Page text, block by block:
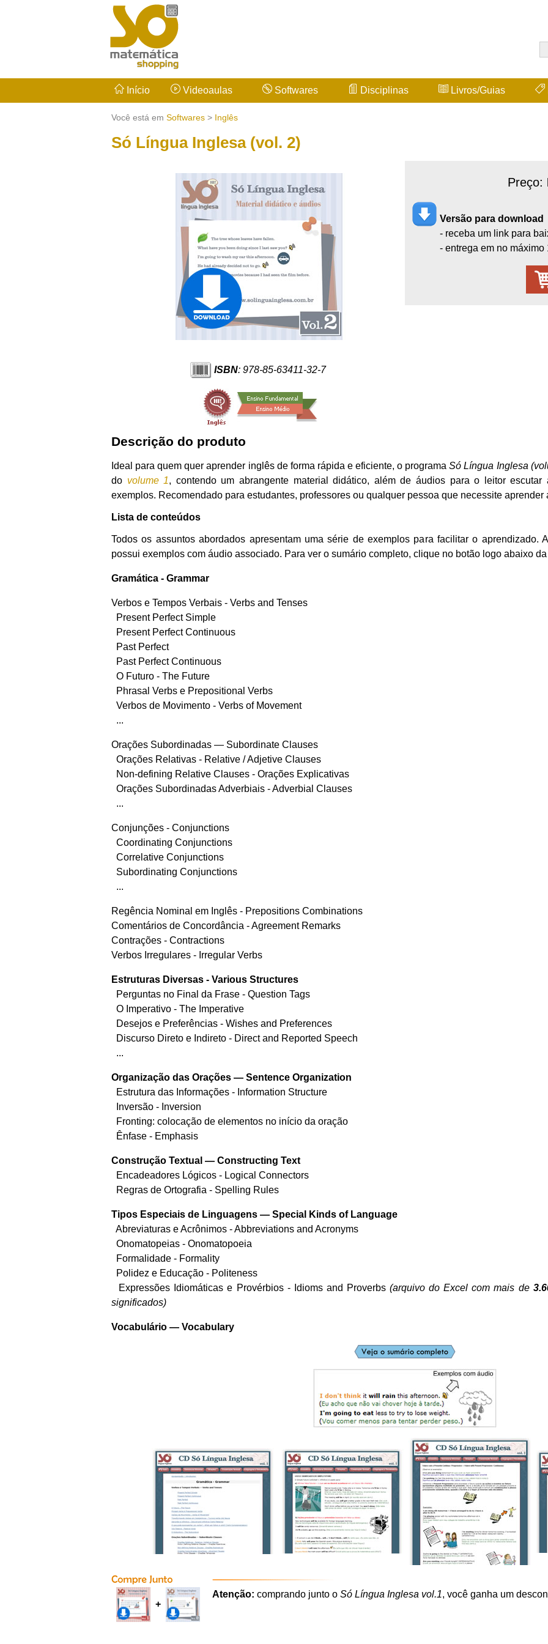
Início Videoaulas Softwares Disciplinas Livros/Guias
Você está em Softwares > Inglês
Só Língua Inglesa (vol. 2)
ISBN: 978-85-63411-32-7
Preço:
Versão para download
- receba um link para
- entrega em no máximo
Descrição do produto
Ideal para quem quer aprender inglês de forma rápida e eficiente, o programaSó Língua Inglesa
do volume 1, contendo um abrangente material didático, além de áudios para o leitor
exemplos. Recomendado para estudantes, professores ou qualquer pessoa que necessite aprender
Lista de conteúdos
Todos os assuntos abordados apresentam uma série de exemplos para facilitar o aprendizado.
possui exemplos com áudio associado. Para ver o sumário completo, clique no botão logo abaixo
Gramática - Grammar
Verbos e Tempos Verbais - Verbs and Tenses
Present Perfect Simple
Present Perfect Continuous
Past Perfect
Past Perfect Continuous
O Futuro - The Future
Phrasal Verbs e Prepositional Verbs
Verbos de Movimento - Verbs of Movement
...
Orações Subordinadas — Subordinate Clauses
Orações Relativas - Relative / Adjetive Clauses
Non-defining Relative Clauses - Orações Explicativas
Orações Subordinadas Adverbiais - Adverbial Clauses
...
Conjunções - Conjunctions
Coordinating Conjunctions
Correlative Conjunctions
Subordinating Conjunctions
...
Regência Nominal em Inglês - Prepositions Combinations
Comentários de Concordância - Agreement Remarks
Contrações - Contractions
Verbos Irregulares - Irregular Verbs
Estruturas Diversas - Various Structures
Perguntas no Final da Frase - Question Tags
O Imperativo - The Imperative
Desejos e Preferências - Wishes and Preferences
Discurso Direto e Indireto - Direct and Reported Speech
...
Organização das Orações — Sentence Organization
Estrutura das Informações - Information Structure
Inversão - Inversion
Fronting: colocação de elementos no início da oração
Ênfase - Emphasis
Construção Textual — Constructing Text
Encadeadores Lógicos - Logical Connectors
Regras de Ortografia - Spelling Rules
Tipos Especiais de Linguagens — Special Kinds of Language
Abreviaturas e Acrônimos - Abbreviations and Acronyms
Onomatopeias - Onomatopoeia
Formalidade - Formality
Polidez e Educação - Politeness
Expressões Idiomáticas e Provérbios - Idioms and Proverbs (arquivo do Excel com mais de
significados)
Vocabulário — Vocabulary
+
Atenção: comprando junto o Só Língua Inglesa vol.1, você ganha um